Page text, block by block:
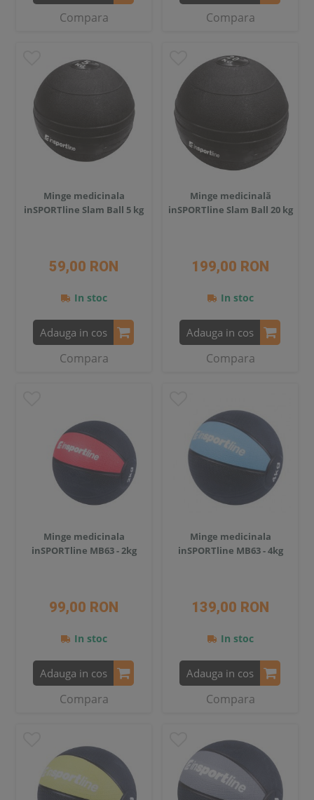
Compara Compara
Minge medicinala
inSPORTline Slam Ball 5 kg
59,00 RON
In stoc
Adauga in cos
Compara
Minge medicinală
inSPORTline Slam Ball 20 kg
199,00 RON
In stoc
Adauga in cos
Compara
Minge medicinala
inSPORTline MB63 - 2kg
99,00 RON
In stoc
Adauga in cos
Compara
Minge medicinala
inSPORTline MB63 - 4kg
139,00 RON
In stoc
Adauga in cos
Compara